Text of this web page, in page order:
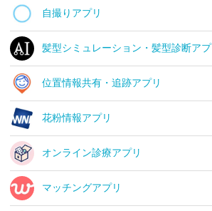
自撮りアプリ
髪型シミュレーション・髪型診断アプ
位置情報共有・追跡アプリ
花粉情報アプリ
オンライン診療アプリ
マッチングアプリ